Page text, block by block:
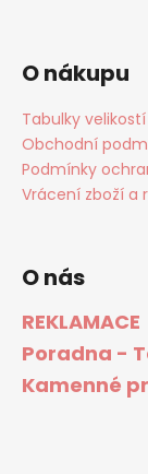
O nákupu
Tabulky velikostí
Obchodní
Podmínky
Vrácení zboží a
O nás
REKLAMACE
Poradna -
Kamenné